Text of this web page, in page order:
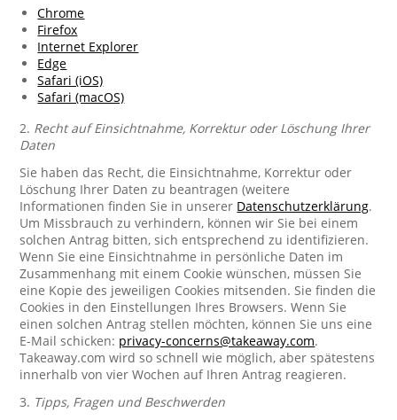
Chrome
Firefox
Internet Explorer
Edge
Safari (iOS)
Safari (macOS)
2. Recht auf Einsichtnahme, Korrektur oder Löschung Ihrer
Daten
Sie haben das Recht, die Einsichtnahme, Korrektur oder
Löschung Ihrer Daten zu beantragen (weitere
Informationen finden Sie in unserer Datenschutzerklärung.
Um Missbrauch zu verhindern, können wir Sie bei einem
solchen Antrag bitten, sich entsprechend zu identifizieren.
Wenn Sie eine Einsichtnahme in persönliche Daten im
Zusammenhang mit einem Cookie wünschen, müssen Sie
eine Kopie des jeweiligen Cookies mitsenden. Sie finden die
Cookies in den Einstellungen Ihres Browsers. Wenn Sie
einen solchen Antrag stellen möchten, können Sie uns eine
E-Mail schicken: privacy-concerns@takeaway.com.
Takeaway.com wird so schnell wie möglich, aber spätestens
innerhalb von vier Wochen auf Ihren Antrag reagieren.
3. Tipps, Fragen und Beschwerden